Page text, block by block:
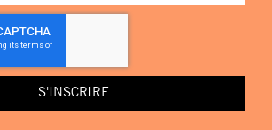
S'INSCRIRE